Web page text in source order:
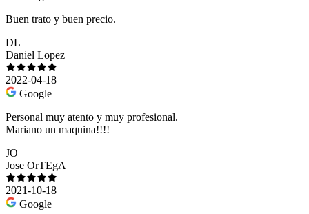
Buen trato y buen precio.
DL
Daniel Lopez
2022-04-18
Google
Personal muy atento y muy profesional.
Mariano un maquina!!!!
JO
Jose OrTEgA
2021-10-18
Google